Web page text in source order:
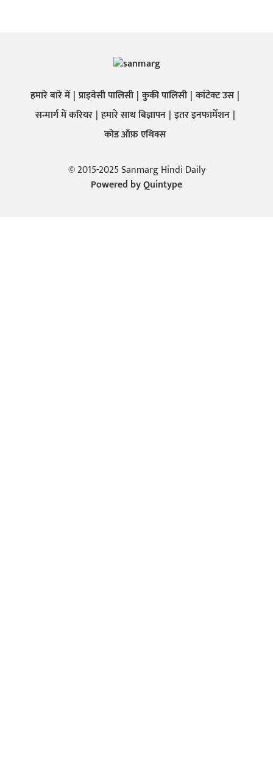
हमारे बारे में प्राइवेसी पालिसी कुकी पालिसी कांटेक्ट उस
सन्मार्ग में करियर हमारे साथ बिज्ञापन इतर इनफार्मेशन
कोड ऑफ़ एथिक्स
© 2015-2025 Sanmarg Hindi Daily
Powered byQuintype